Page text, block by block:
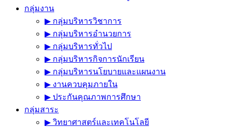
กลุ่มงาน
▶︎ กลุ่มบริหารวิชาการ
▶︎ กลุ่มบริหารอำนวยการ
▶︎ กลุ่มบริหารทั่วไป
▶︎ กลุ่มบริหารกิจการนักเรียน
▶︎ กลุ่มบริหารนโยบายและแผนงาน
▶︎ งานควบคุมภายใน
▶︎ ประกันคุณภาพการศึกษา
กลุ่มสาระ
▶︎ วิทยาศาสตร์และเทคโนโลยี